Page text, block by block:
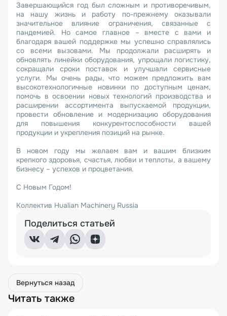
Завершающийся год был сложным и противоречивым,
на нашу жизнь и работу по-прежнему оказывали
значительное влияние ограничения, связанные с
пандемией. Но самое главное – вместе с вами и
благодаря вашей поддержке мы успешно справлялись
со всеми вызовами. Мы продолжали расширять и
обновлять линейки оборудования, упрощали логистику,
сокращали сроки поставок и улучшали сервисные
услуги. Мы очень рады, что можем предложить вам
высокотехнологичные новинки по доступным ценам,
помочь в освоении новых технологий производства и
расширении ассортимента выпускаемой продукции,
провести обновление и модернизацию оборудования
для повышения конкурентоспособности вашей
продукции и укрепления позиций на рынке.
В новом году мы желаем вам и вашим близким
крепкого здоровья, счастья, любви и теплоты, а вашему
бизнесу – успехов и процветания.
С Новым Годом!
Коллектив Hualian Machinery Russia
Поделиться статьей
Вернуться назад
Читать также